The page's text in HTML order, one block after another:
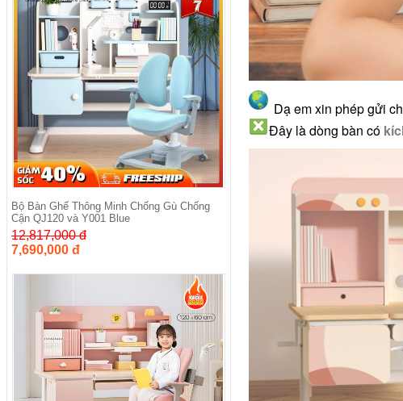
Dạ em xin phép gửi
Đây là dòng bàn có
Bộ Bàn Ghế Thông Minh Chống Gù Chống
Cận QJ120 và Y001 Blue
12,817,000 đ
7,690,000 đ